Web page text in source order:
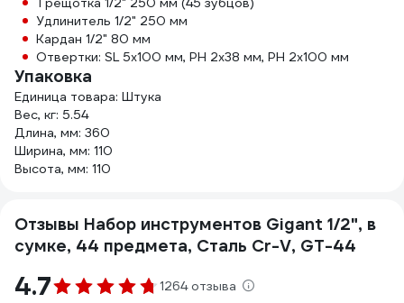
Удлинитель 1/2" 250 мм
Кардан 1/2" 80 мм
Отвертки: SL 5х100 мм, PH 2х38 мм, PH 2х100 мм
Упаковка
Единица товара: Штука
Вес, кг: 5.54
Длина, мм: 360
Ширина, мм: 110
Высота, мм: 110
Отзывы Набор инструментов Gigant 1/2", в
сумке, 44 предмета, Сталь Cr-V, GT-44
4.7 1264 отзыва